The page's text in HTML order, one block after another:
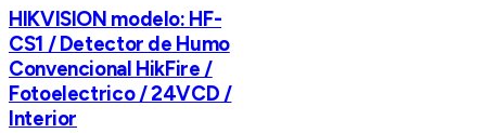
HIKVISION modelo: HF-
CS1 / Detector de Humo
Convencional HikFire /
Fotoelectrico / 24VCD /
Interior